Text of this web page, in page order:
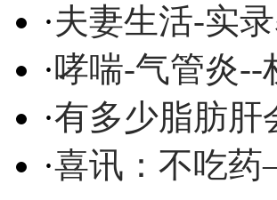
·夫妻生活-实
·哮喘-气管炎--
·有多少脂肪肝
·喜讯：不吃